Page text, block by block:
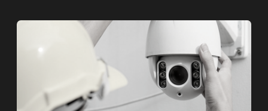
и мы рассчитаем
смету на проект
дома
Заполните форму ниже, и мы сможем
проконсультировать вас более детально